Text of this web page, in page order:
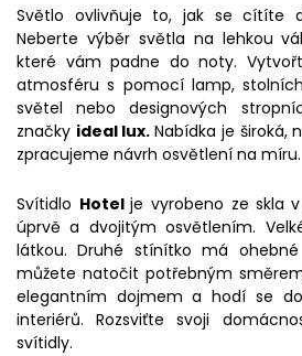
Světlo ovlivňuje to, jak se cítíte
Neberte výběr světla na lehkou
které vám padne do noty.
atmosféru s pomocí lamp,
světel nebo designových
značky ideal lux.Nabídka je široká,
zpracujeme návrh osvětlení na míru.
Svítidlo Hotelje vyrobeno ze skla
úprvě a dvojitým osvětlením.
látkou. Druhé stínítko má
můžete natočit potřebným
elegantním dojmem a hodí se
interiérů. Rozsviťte svoji
svítidly.